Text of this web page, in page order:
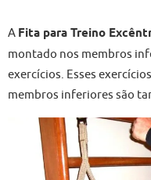
A Fita para Treino
montado nos membros
exercícios. Esses
membros inferiores são